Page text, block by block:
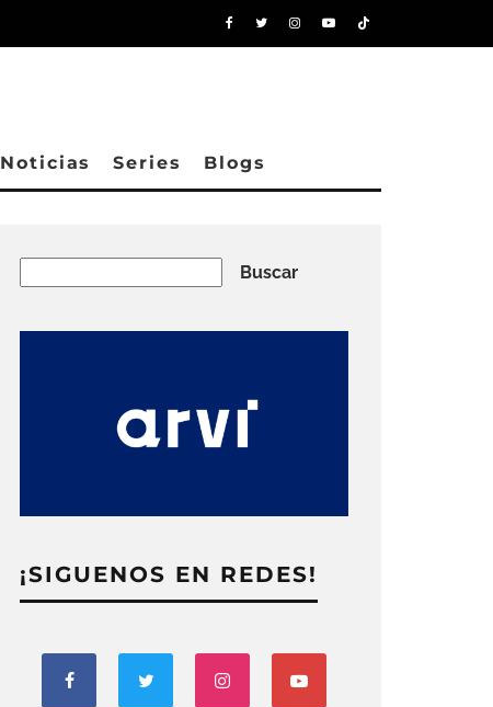
Noticias Series Blogs
Buscar
¡SIGUENOS EN REDES!